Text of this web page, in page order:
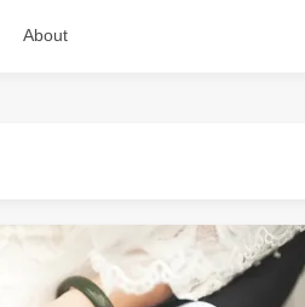
About